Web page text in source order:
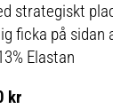
strategiskt
ficka på sidan
Elastan
kr